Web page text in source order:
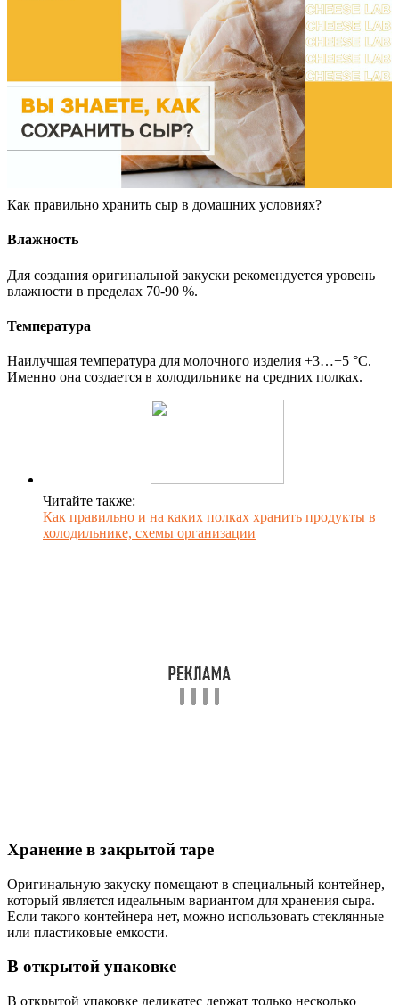
Как правильно хранить сыр в домашних условиях?
Влажность
Для создания оригинальной закуски рекомендуется уровень
влажности в пределах 70-90 %.
Температура
Наилучшая температура для молочного изделия +3…+5 °C.
Именно она создается в холодильнике на средних полках.
Читайте также:
Как правильно и на каких полках хранить продукты в
холодильнике, схемы организации
Хранение в закрытой таре
Оригинальную закуску помещают в специальный контейнер,
который является идеальным вариантом для хранения сыра.
Если такого контейнера нет, можно использовать стеклянные
или пластиковые емкости.
В открытой упаковке
В открытой упаковке деликатес держат только несколько